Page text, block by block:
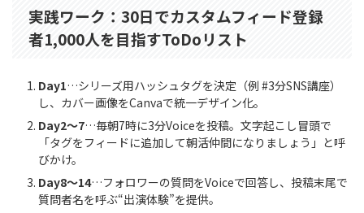
実践ワーク：30日でカスタムフィード登録
者1,000人を目指すToDoリスト
Day1…シリーズ用ハッシュタグを決定（例 #3分SNS講座）
し、カバー画像をCanvaで統一デザイン化。
Day2〜7…毎朝7時に3分Voiceを投稿。文字起こし冒頭で
「タグをフィードに追加して朝活仲間になりましょう」と呼
びかけ。
Day8〜14…フォロワーの質問をVoiceで回答し、投稿末尾で
質問者名を呼ぶ“出演体験”を提供。